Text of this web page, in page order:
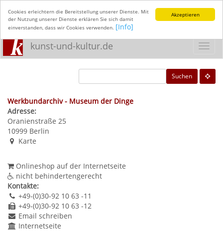
Akzeptieren
Cookies erleichtern die Bereitstellung unserer Dienste. Mit
der Nutzung unserer Dienste erklären Sie sich damit
einverstanden, dass wir Cookies verwenden. [Info]
kunst-und-kultur.de
Suchen
Werkbundarchiv - Museum der Dinge
Adresse:
Oranienstraße 25
10999 Berlin
Karte
Onlineshop auf der Internetseite
nicht behindertengerecht
Kontakte:
+49-(0)30-92 10 63 -11
+49-(0)30-92 10 63 -12
Email schreiben
Internetseite